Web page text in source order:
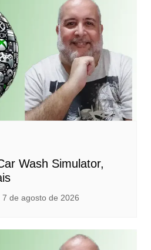
Wash Simulator,
7 de agosto de 2026